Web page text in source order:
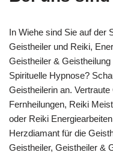
In Wiehe sind Sie auf der
Geistheiler und Reiki,
Geistheiler &
Spirituelle Hypnose?
Geistheilerin an.
Fernheilungen, Reiki
oder Reiki
Herzdiamant für die
Geistheiler, Geistheiler &